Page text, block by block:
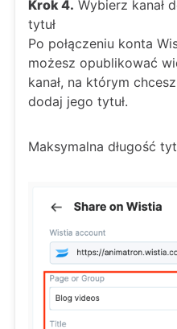
Krok 4. Wybierz kanał
tytuł
Po połączeniu konta
możesz opublikować
kanał, na którym
dodaj jego tytuł.
Maksymalna długość